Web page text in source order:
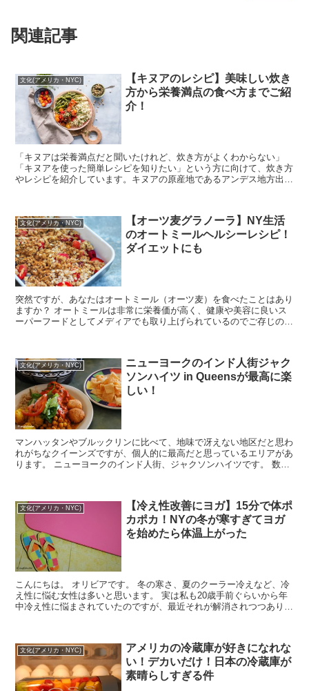
関連記事
文化(アメリカ・NYC)
【キヌアのレシピ】美味しい炊き
方から栄養満点の食べ方までご紹
介！
「キヌアは栄養満点だと聞いたけれど、炊き方がよくわからない」
「キヌアを使った簡単レシピを知りたい」という方に向けて、炊き方
やレシピを紹介しています。キヌアの原産地であるアンデス地方出身
文化(アメリカ・NYC)
【オーツ麦グラノーラ】NY生活
のオートミールヘルシーレシピ！
ダイエットにも
突然ですが、あなたはオートミール（オーツ麦）を食べたことはあり
ますか？ オートミールは非常に栄養価が高く、健康や美容に良いス
ーパーフードとしてメディアでも取り上げられているのでご存じの方
文化(アメリカ・NYC)
ニューヨークのインド人街ジャク
ソンハイツ in Queensが最高に楽
しい！
マンハッタンやブルックリンに比べて、地味で冴えない地区だと思わ
れがちなクイーンズですが、個人的に最高だと思っているエリアがあ
ります。 ニューヨークのインド人街、ジャクソンハイツです。 数年
文化(アメリカ・NYC)
【冷え性改善にヨガ】15分で体ポ
カポカ！NYの冬が寒すぎてヨガ
を始めたら体温上がった
こんにちは。 オリビアです。 冬の寒さ、夏のクーラー冷えなど、冷
え性に悩む女性は多いと思います。 実は私も20歳手前ぐらいから年
中冷え性に悩まされていたのですが、最近それが解消されつつありま
文化(アメリカ・NYC)
アメリカの冷蔵庫が好きになれな
い！デカいだけ！日本の冷蔵庫が
素晴らしすぎる件